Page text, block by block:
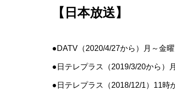
【日本放送】
●DATV（2020/4/27から）月～金
●日テレプラス（2019/3/20から）
●日テレプラス（2018/12/1）11時